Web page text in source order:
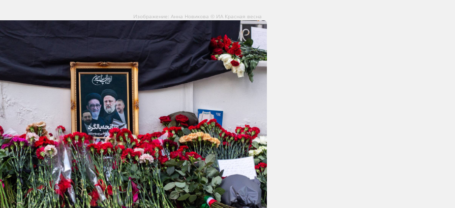
Изображение: Анна Новикова © ИА Красная весна